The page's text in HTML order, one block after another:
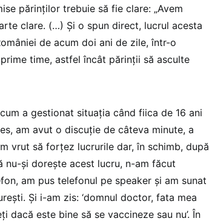
părinților trebuie să fie clare: „Avem
clare. (…) Și o spun direct, lucrul acesta
de acum doi ani de zile, într-o
time, astfel încât părinții să asculte
a gestionat situația când fiica de 16 ani
am avut o discuție de câteva minute, a
vrut să forțez lucrurile dar, în schimb, după
nu-și dorește acest lucru, n-am făcut
am pus telefonul pe speaker și am sunat
Și i-am zis: ‘domnul doctor, fata mea
dacă este bine să se vaccineze sau nu’. În